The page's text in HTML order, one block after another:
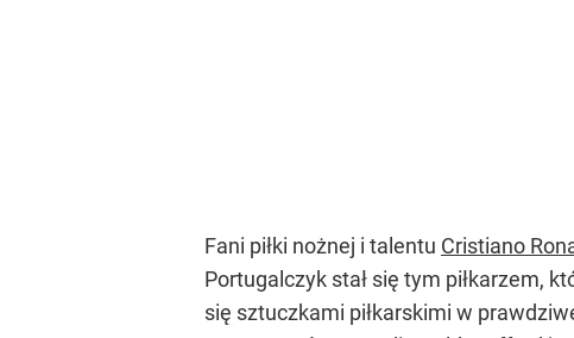
Fani piłki nożnej i talentu Cristiano
Portugalczyk stał się tym piłkarzem,
się sztuczkami piłkarskimi w